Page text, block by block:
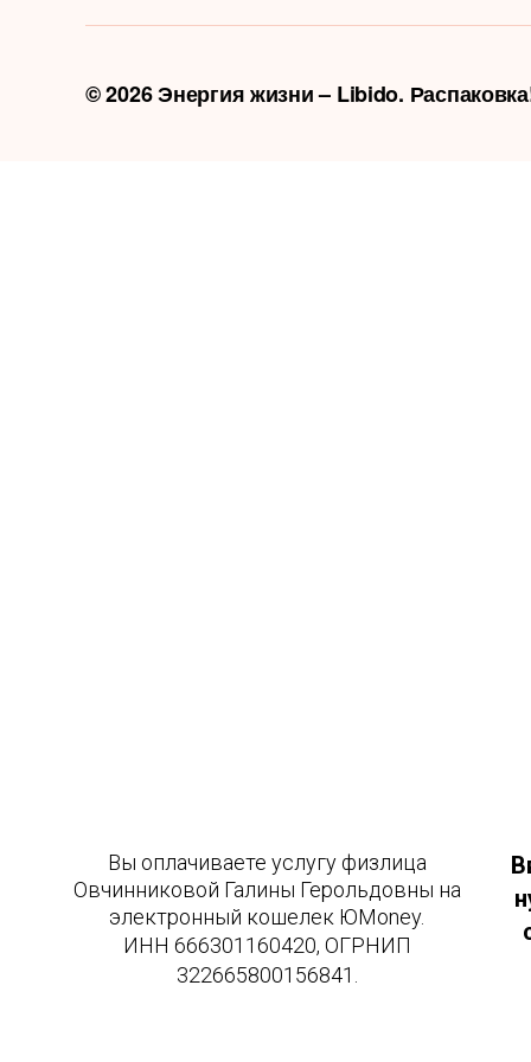
© 2026Энергия жизни – Libido.
Вы оплачиваете услугу физлица
Овчинниковой Галины Герольдовны на
электронный кошелек ЮMoney.
ИНН 666301160420, ОГРНИП
322665800156841.